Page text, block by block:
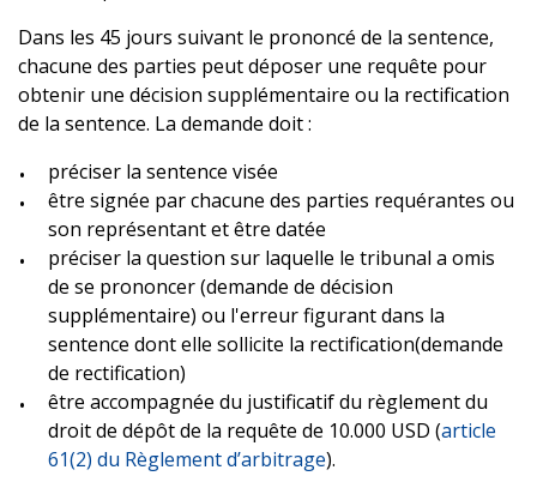
Dans les 45 jours suivant le prononcé de la sentence,
chacune des parties peut déposer une requête pour
obtenir une décision supplémentaire ou la rectification
de la sentence. La demande doit :
préciser la sentence visée
être signée par chacune des parties requérantes ou
son représentant et être datée
préciser la question sur laquelle le tribunal a omis
de se prononcer (demande de décision
supplémentaire) ou l'erreur figurant dans la
sentence dont elle sollicite la rectification(demande
de rectification)
être accompagnée du justificatif du règlement du
droit de dépôt de la requête de 10.000 USD (article
61(2) du Règlement d’arbitrage).